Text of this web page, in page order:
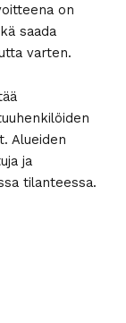
on
saada
varten.
Alueiden
ja
tilanteessa.